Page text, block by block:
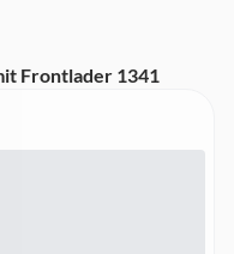
Frontlader 1341